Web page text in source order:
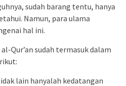
sudah barang tentu, hanya
Namun, para ulama
hal ini.
Qur’an sudah termasuk dalam
lain hanyalah kedatangan